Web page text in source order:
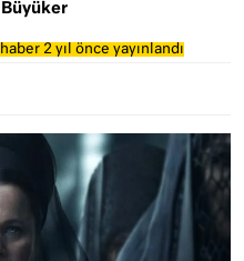
2 yıl önce yayınlandı